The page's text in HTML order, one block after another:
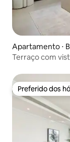
Apartamento ⋅
Terraço com
Preferido dos
Preferido dos